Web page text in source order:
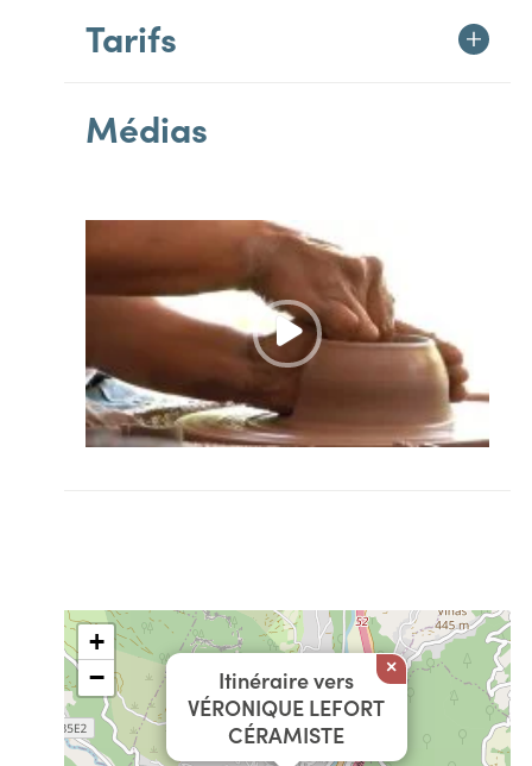
Tarifs
Médias
Itinéraire vers
VÉRONIQUE LEFORT
CÉRAMISTE
×
+
−